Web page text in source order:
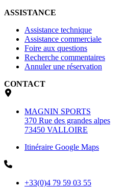
ASSISTANCE
Assistance technique
Assistance commerciale
Foire aux questions
Recherche commentaires
Annuler une réservation
CONTACT
MAGNIN SPORTS
370 Rue des grandes alpes
73450 VALLOIRE
Itinéraire Google Maps
+33(0)4 79 59 03 55